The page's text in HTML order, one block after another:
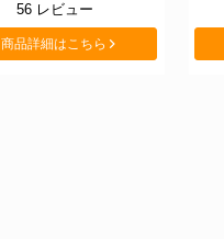
56 レビュー
商品詳細はこちら